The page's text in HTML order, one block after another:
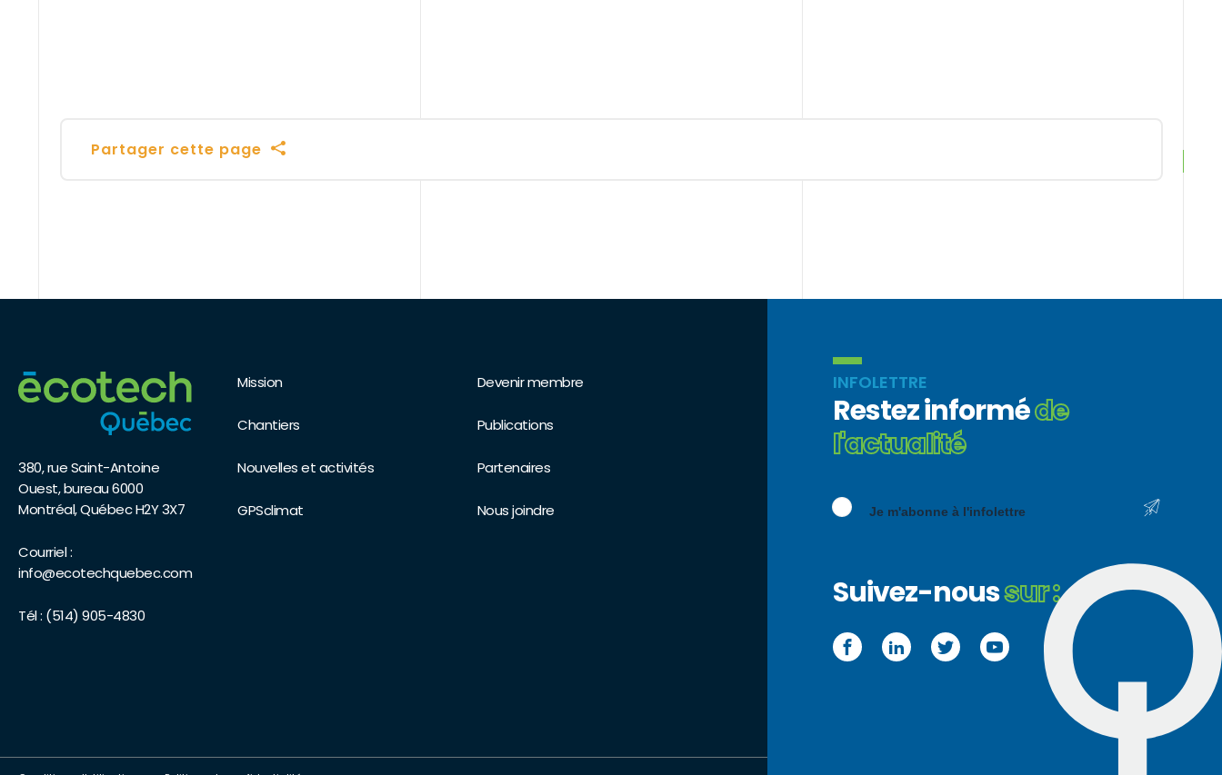
Partager cette page
380, rue Saint-Antoine
Ouest, bureau 6000
Montréal, Québec H2Y 3X7
Courriel :
info@ecotechquebec.com
Tél : (514) 905-4830
Mission
Chantiers
Nouvelles et activités
GPSclimat
Devenir membre
Publications
Partenaires
Nous joindre
INFOLETTRE
Restez informéde
l'actualité
Je m'abonne à l'infolettre
Suivez-noussur :
FacebookLinkedInTwitter YouTube